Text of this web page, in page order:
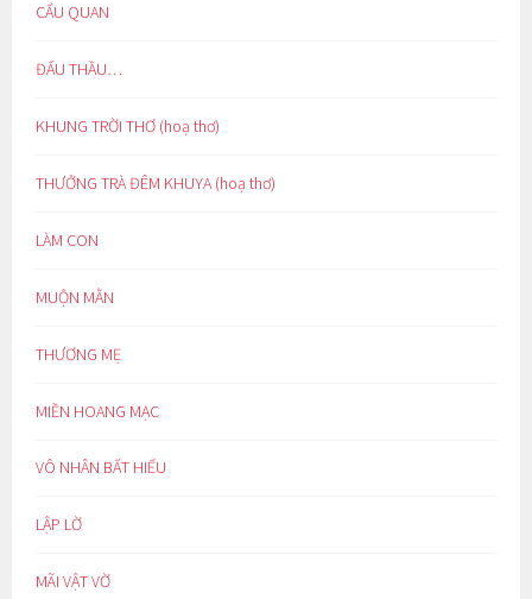
CẨU QUAN
ĐẤU THẦU…
KHUNG TRỜI THƠ (hoạ thơ)
THƯỞNG TRÀ ĐÊM KHUYA (hoạ thơ)
LÀM CON
MUỘN MẰN
THƯƠNG MẸ
MIỀN HOANG MẠC
VÔ NHÂN BẤT HIẾU
LẬP LỜ
MÃI VẬT VỜ